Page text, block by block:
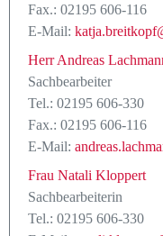
Fax.: 02195 606-116
E-Mail:
Herr Andreas
Sachbearbeiter
Tel.: 02195 606-330
Fax.: 02195 606-116
E-Mail:
Frau Natali Kloppert
Sachbearbeiterin
Tel.: 02195 606-330